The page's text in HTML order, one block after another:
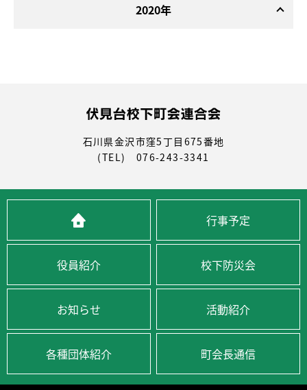
2020年
石川県金沢市窪5丁目675番地
(TEL) 076-243-3341
行事予定
役員紹介 校下防災会
お知らせ 活動紹介
各種団体紹介 町会長通信